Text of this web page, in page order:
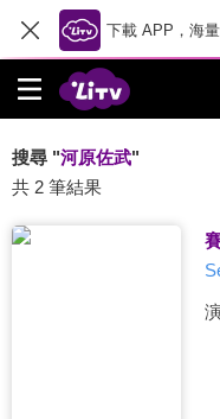
下載 APP，海
搜尋 "河原佐武"
共 2 筆結果